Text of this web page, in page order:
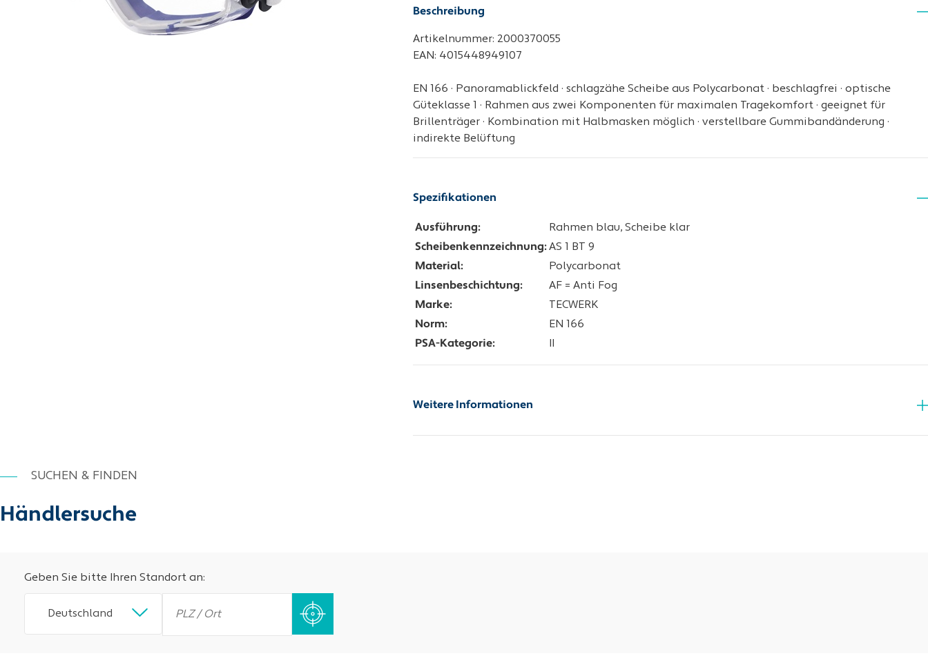
Beschreibung
Artikelnummer: 2000370055
EAN: 4015448949107
EN 166 · Panoramablickfeld · schlagzähe Scheibe aus Polycarbonat · beschlagfrei · optische
Güteklasse 1 · Rahmen aus zwei Komponenten für maximalen Tragekomfort · geeignet für
Brillenträger · Kombination mit Halbmasken möglich · verstellbare Gummibandänderung ·
indirekte Belüftung
Spezifikationen
Ausführung:
Rahmen blau, Scheibe klar
Scheibenkennzeichnung: AS 1 BT 9
Material:
Polycarbonat
Linsenbeschichtung:
AF = Anti Fog
Marke:
TECWERK
Norm:
EN 166
PSA-Kategorie:
Weitere Informationen
SUCHEN & FINDEN
Händlersuche
Geben Sie bitte Ihren Standort an:
Deutschland